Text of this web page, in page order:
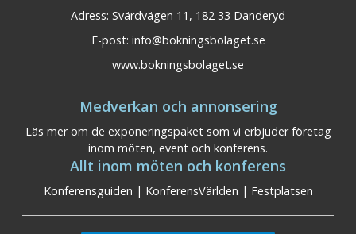
Adress: Svärdvägen 11, 182 33 Danderyd
E-post: info@bokningsbolaget.se
www.bokningsbolaget.se
Medverkan och annonsering
Läs mer om de exponeringspaket som vi erbjuder företag
inom möten, event och konferens.
Allt inom möten och konferens
Konferensguiden | KonferensVärlden | Festplatsen